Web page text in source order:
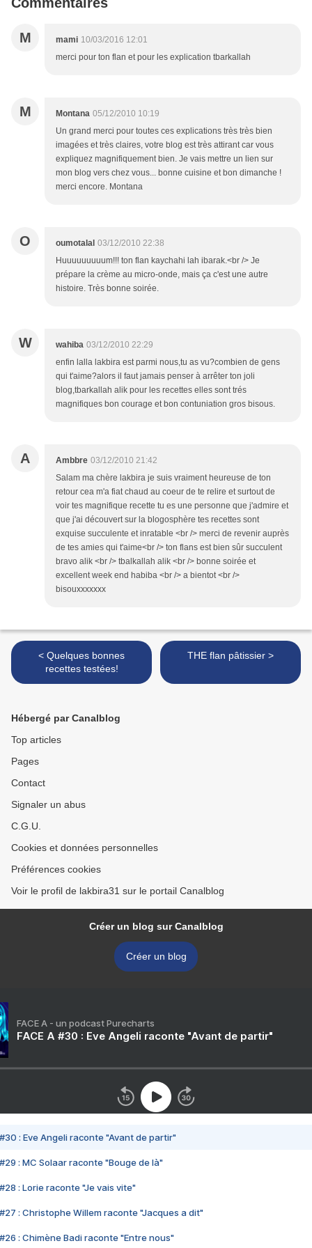
M mami 10/03/2016 12:01
merci pour ton flan et pour les explication tbarkallah
M Montana 05/12/2010 10:19
Un grand merci pour toutes ces explications très très bien
imagées et très claires, votre blog est très attirant car vous
expliquez magnifiquement bien. Je vais mettre un lien sur
mon blog vers chez vous... bonne cuisine et bon dimanche !
merci encore. Montana
O oumotalal 03/12/2010 22:38
Huuuuuuuuum!!! ton flan kaychahi lah ibarak.<br /> Je
prépare la crème au micro-onde, mais ça c'est une autre
histoire. Très bonne soirée.
W wahiba 03/12/2010 22:29
enfin lalla lakbira est parmi nous,tu as vu?combien de gens
qui t'aime?alors il faut jamais penser à arrêter ton joli
blog,tbarkallah alik pour les recettes elles sont trés
magnifiques bon courage et bon contuniation gros bisous.
A Ambbre 03/12/2010 21:42
Salam ma chère lakbira je suis vraiment heureuse de ton
retour cea m'a fiat chaud au coeur de te relire et surtout de
voir tes magnifique recette tu es une personne que j'admire et
que j'ai découvert sur la blogosphère tes recettes sont
exquise succulente et inratable <br /> merci de revenir auprès
de tes amies qui t'aime<br /> ton flans est bien sûr succulent
bravo alik <br /> tbalkallah alik <br /> bonne soirée et
excellent week end habiba <br /> a bientot <br />
bisouxxxxxxx
< Quelques bonnes
recettes testées!
THE flan pâtissier >
Hébergé par Canalblog
Top articles
Pages
Contact
Signaler un abus
C.G.U.
Cookies et données personnelles
Préférences cookies
Voir le profil de lakbira31 sur le portail Canalblog
Créer un blog sur Canalblog
Créer un blog
FACE A - un podcast Purecharts
FACE A #30 : Eve Angeli raconte "Avant de partir"
#30 : Eve Angeli raconte "Avant de partir"
#29 : MC Solaar raconte "Bouge de là"
#28 : Lorie raconte "Je vais vite"
#27 : Christophe Willem raconte "Jacques a dit"
#26 : Chimène Badi raconte "Entre nous"